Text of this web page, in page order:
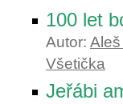
100 let
Autor:
Všetička
Jeřábi